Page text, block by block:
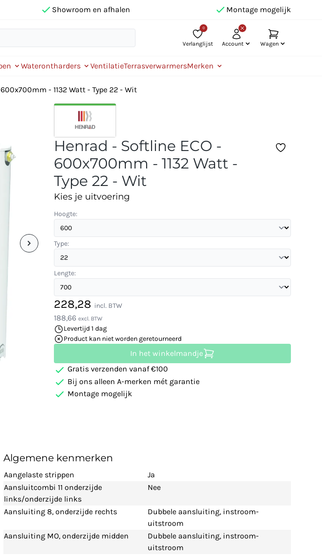
Showroom en afhalen Montage mogelijk
0
Verlanglijst Account Wagen
Waterontharders VentilatieTerrasverwarmersMerken
- 1132 Watt - Type 22 - Wit
Henrad - Softline ECO -
600x700mm - 1132 Watt -
Type 22 - Wit
Kies je uitvoering
Hoogte:
Type:
Lengte:
228,28 incl. BTW
188,66 excl. BTW
Levertijd 1 dag
Product kan niet worden geretourneerd
In het winkelmandje
Gratis verzenden vanaf €100
Bij ons alleen A-merken mét garantie
Montage mogelijk
Algemene kenmerken
Aangelaste strippen
Ja
Aansluitcombi 11 onderzijde
links/onderzijde links
Nee
Aansluiting 8, onderzijde rechts
Dubbele aansluiting, instroom-
uitstroom
Aansluiting MO, onderzijde midden
Dubbele aansluiting, instroom-
uitstroom